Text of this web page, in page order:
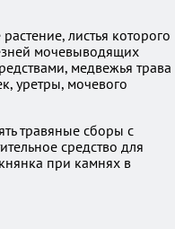
листья которого
мочевыводящих
медвежья трава
уретры, мочевого
травяные сборы с
средство для
при камнях в